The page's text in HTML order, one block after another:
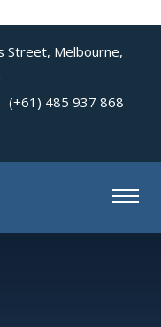
Street, Melbourne,
(+61) 485 937 868